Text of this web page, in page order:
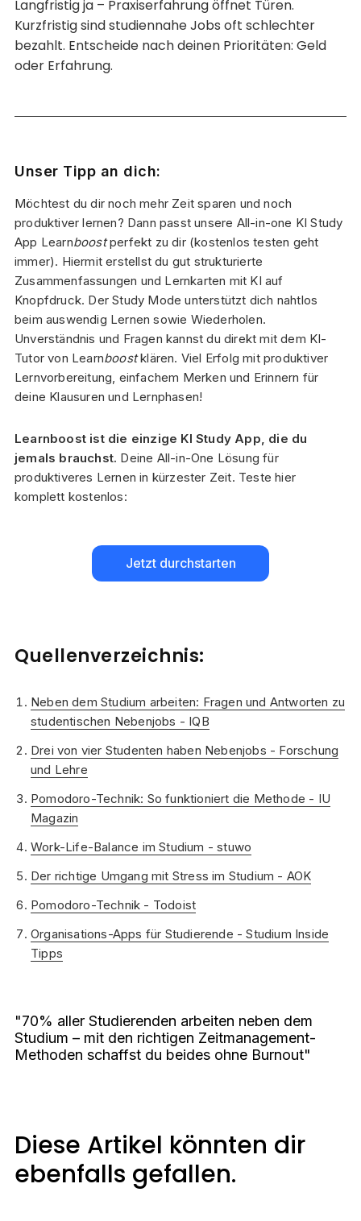
Langfristig ja – Praxiserfahrung öffnet Türen.
Kurzfristig sind studiennahe Jobs oft schlechter
bezahlt. Entscheide nach deinen Prioritäten: Geld
oder Erfahrung.
Unser Tipp an dich:
Möchtest du dir noch mehr Zeit sparen und noch
produktiver lernen? Dann passt unsere All-in-one KI Study
App Learnboostperfekt zu dir (kostenlos testen geht
immer). Hiermit erstellst du gut strukturierte
Zusammenfassungen und Lernkarten mit KI auf
Knopfdruck. Der Study Mode unterstützt dich nahtlos
beim auswendig Lernen sowie Wiederholen.
Unverständnis und Fragen kannst du direkt mit dem KI-
Tutor von Learnboostklären. Viel Erfolg mit produktiver
Lernvorbereitung, einfachem Merken und Erinnern für
deine Klausuren und Lernphasen!
Learnboost ist die einzige KI Study App, die du
jemals brauchst. Deine All-in-One Lösung für
produktiveres Lernen in kürzester Zeit. Teste hier
komplett kostenlos:
Jetzt durchstarten
Quellenverzeichnis:
Neben dem Studium arbeiten: Fragen und Antworten zu
studentischen Nebenjobs - IQB
Drei von vier Studenten haben Nebenjobs - Forschung
und Lehre
Pomodoro-Technik: So funktioniert die Methode - IU
Magazin
Work-Life-Balance im Studium - stuwo
Der richtige Umgang mit Stress im Studium - AOK
Pomodoro-Technik - Todoist
Organisations-Apps für Studierende - Studium Inside
Tipps
"70% aller Studierenden arbeiten neben dem
Studium – mit den richtigen Zeitmanagement-
Methoden schaffst du beides ohne Burnout"
Diese Artikel könnten dir
ebenfalls gefallen.